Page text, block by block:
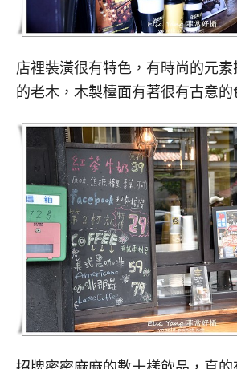
店裡裝潢很有特色，有時尚的元
的老木，木製檯面有著很有古意的